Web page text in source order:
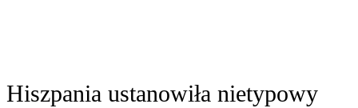
Hiszpania ustanowiła nietypowy